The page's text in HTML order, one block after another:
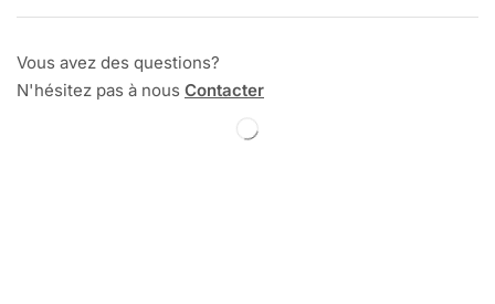
Vous avez des questions?
N'hésitez pas à nous Contacter